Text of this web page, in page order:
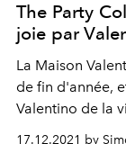
The Party
joie par
La Maison
de fin d'année,
Valentino de la
17.12.2021 by